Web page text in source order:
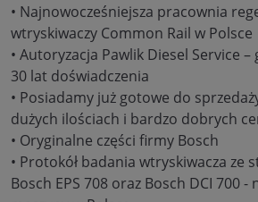
• Najnowocześniejsza pracownia
wtryskiwaczy Common Rail w Polsce
• Autoryzacja Pawlik Diesel Service
30 lat doświadczenia
• Posiadamy już gotowe do
dużych ilościach i bardzo dobrych
• Oryginalne części firmy Bosch
• Protokół badania wtryskiwacza ze
Bosch EPS 708 oraz Bosch DCI 700